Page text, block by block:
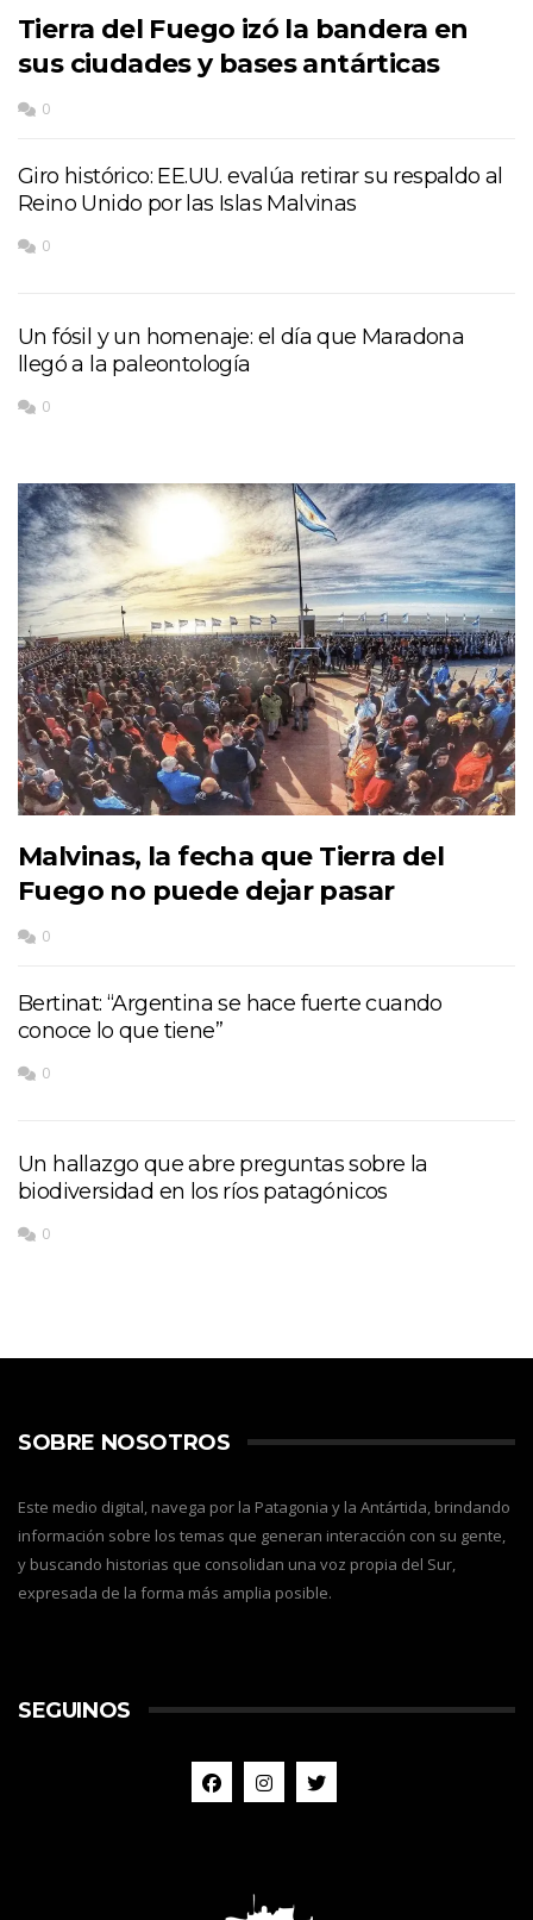
Tierra del Fuego izó la bandera en
sus ciudades y bases antárticas
0
Giro histórico: EE.UU. evalúa retirar su respaldo al
Reino Unido por las Islas Malvinas
0
Un fósil y un homenaje: el día que Maradona
llegó a la paleontología
0
Malvinas, la fecha que Tierra del
Fuego no puede dejar pasar
0
Bertinat: “Argentina se hace fuerte cuando
conoce lo que tiene”
0
Un hallazgo que abre preguntas sobre la
biodiversidad en los ríos patagónicos
0
SOBRE NOSOTROS
Este medio digital, navega por la Patagonia y la Antártida, brindando
información sobre los temas que generan interacción con su gente,
y buscando historias que consolidan una voz propia del Sur,
expresada de la forma más amplia posible.
SEGUINOS